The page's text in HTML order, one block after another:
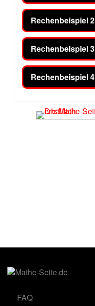
Rechenbeispiel 2
Rechenbeispiel 3
Rechenbeispiel 4
FAQ